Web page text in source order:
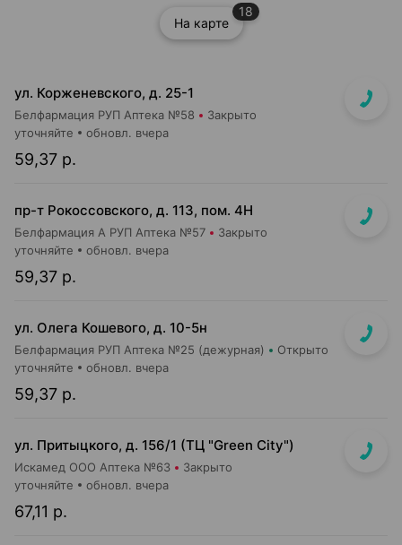
На карте
18
ул. Корженевского, д. 25-1
Белфармация РУП Аптека №58 Закрыто
59,37 р.
уточняйте обновл. вчера
пр-т Рокоссовского, д. 113, пом. 4Н
Белфармация А РУП Аптека №57 Закрыто
59,37 р.
уточняйте обновл. вчера
ул. Олега Кошевого, д. 10-5н
Белфармация РУП Аптека №25 (дежурная) Открыто
59,37 р.
уточняйте обновл. вчера
ул. Притыцкого, д. 156/1 (ТЦ "Green City")
Искамед ООО Аптека №63 Закрыто
67,11 р.
уточняйте обновл. вчера